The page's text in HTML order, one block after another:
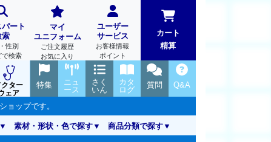
ート
索
性別
で検索
マイ
ユニフォーム
ご注文履歴
お気に入り
ユーザー
サービス
お客様情報
ポイント
カート
精算
クター
ェア
Q&A
質問
カタ
ログ
さく
いん
ニュ
ース
特集
ョップです。
素材・形状・色で探す 商品分類で探す